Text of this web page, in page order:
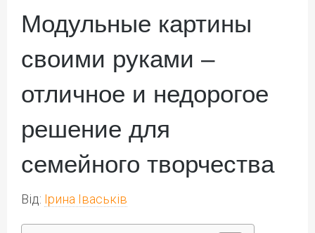
Модульные картины
своими руками –
отличное и недорогое
решение для
семейного творчества
Від: Ірина Іваськів